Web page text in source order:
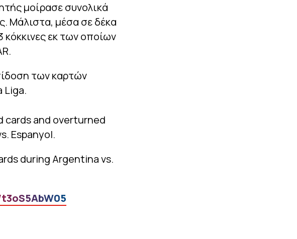
μοίρασε συνολικά
Μάλιστα, μέσα σε δέκα
κόκκινες εκ των οποίων
των καρτών
Liga.
cards and overturned
Espanyol.
during Argentina vs.